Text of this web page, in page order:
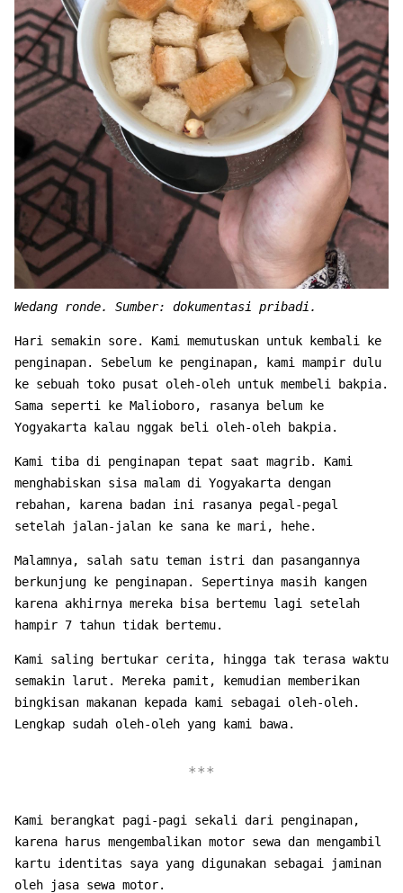
Wedang ronde. Sumber: dokumentasi pribadi.
Hari semakin sore. Kami memutuskan untuk kembali ke
penginapan. Sebelum ke penginapan, kami mampir dulu
ke sebuah toko pusat oleh-oleh untuk membeli bakpia.
Sama seperti ke Malioboro, rasanya belum ke
Yogyakarta kalau nggak beli oleh-oleh bakpia.
Kami tiba di penginapan tepat saat magrib. Kami
menghabiskan sisa malam di Yogyakarta dengan
rebahan, karena badan ini rasanya pegal-pegal
setelah jalan-jalan ke sana ke mari, hehe.
Malamnya, salah satu teman istri dan pasangannya
berkunjung ke penginapan. Sepertinya masih kangen
karena akhirnya mereka bisa bertemu lagi setelah
hampir 7 tahun tidak bertemu.
Kami saling bertukar cerita, hingga tak terasa waktu
semakin larut. Mereka pamit, kemudian memberikan
bingkisan makanan kepada kami sebagai oleh-oleh.
Lengkap sudah oleh-oleh yang kami bawa.
Kami berangkat pagi-pagi sekali dari penginapan,
karena harus mengembalikan motor sewa dan mengambil
kartu identitas saya yang digunakan sebagai jaminan
oleh jasa sewa motor.